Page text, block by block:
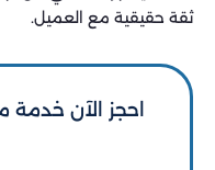
ثقة حقيقية مع العميل.
احجز الآن خدمة